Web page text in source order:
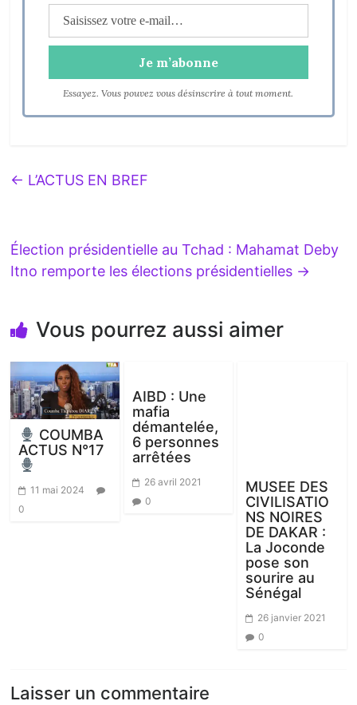
Essayez. Vous pouvez vous désinscrire à tout moment.
← L’ACTUS EN BREF
Élection présidentielle au Tchad : Mahamat Deby
Itno remporte les élections présidentielles →
Vous pourrez aussi aimer
COUMBA
ACTUS N°17
11 mai 2024
0
AIBD : Une
mafia
démantelée,
6 personnes
arrêtées
26 avril 2021
0
MUSEE DES
CIVILISATIO
NS NOIRES
DE DAKAR :
La Joconde
pose son
sourire au
Sénégal
26 janvier 2021
0
Laisser un commentaire